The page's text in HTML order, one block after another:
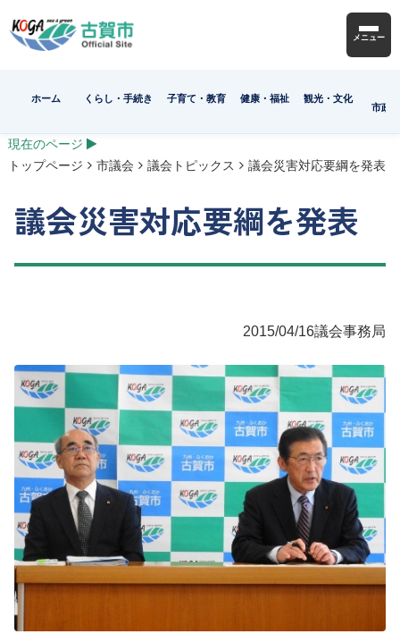
メニュー
ホーム くらし・手続き 子育て・教育 健康・福祉
観光・文化
市政
現在のページ
トップページ
市議会 議会トピックス 議会災害対応要綱を発表
議会災害対応要綱を発表
2015/04/16議会事務局